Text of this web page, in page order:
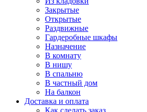
Закрытые
Открытые
Раздвижные
Гардеробные шкафы
Назначение
В комнату
В нишу
В спальню
В частный дом
На балкон
Доставка и оплата
Как сделать заказ